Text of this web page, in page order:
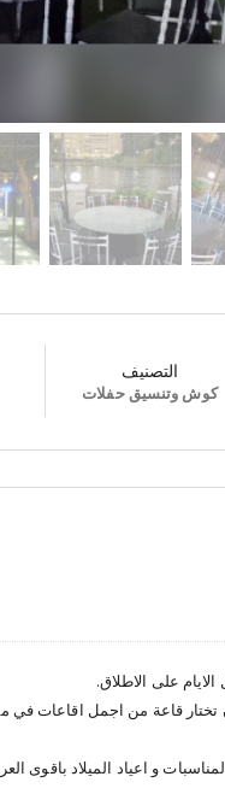
التصنيف
كوش وتنسيق حفلات
على الاطلاق.
قاعة من اجمل اقاعات في
و اعياد الميلاد باقوى